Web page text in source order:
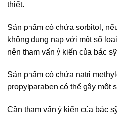
thiết.
Sản phẩm có chứa sorbitol,
không dung nạp với một số
nên tham vấn ý kiến của bác
Sản phẩm có chứa natri
propylparaben có thể gây một
Cần tham vấn ý kiến của bác